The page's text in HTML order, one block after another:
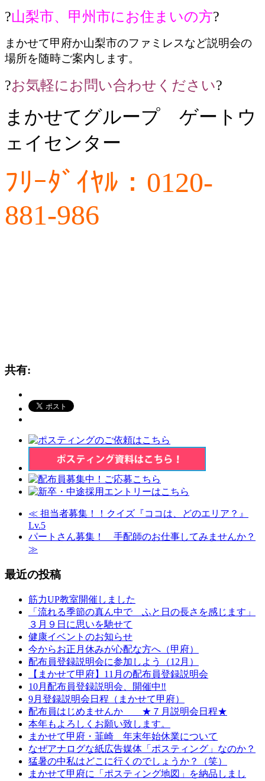
?山梨市、甲州市にお住まいの方?
まかせて甲府か山梨市のファミレスなど説明会の
場所を随時ご案内します。
?お気軽にお問い合わせください?
まかせてグループ ゲートウ
ェイセンター
ﾌﾘｰﾀﾞｲﾔﾙ：0120-
881-986
共有:
≪ 担当者募集！！クイズ『ココは、どのエリア？』
Lv.5
パートさん募集！ 手配師のお仕事してみませんか？
≫
最近の投稿
筋力UP教室開催しました
「流れる季節の真ん中で ふと日の長さを感じます」
３月９日に思いを馳せて
健康イベントのお知らせ
今からお正月休みが心配な方へ（甲府）
配布員登録説明会に参加しよう（12月）
【まかせて甲府】11月の配布員登録説明会
10月配布員登録説明会、開催中‼
9月登録説明会日程（まかせて甲府）
配布員はじめませんか ★７月説明会日程★
本年もよろしくお願い致します。
まかせて甲府・韮崎 年末年始休業について
なぜアナログな紙広告媒体「ポスティング」なのか？
猛暑の中私はどこに行くのでしょうか？（笑）
まかせて甲府に「ポスティング地図」を納品しまし